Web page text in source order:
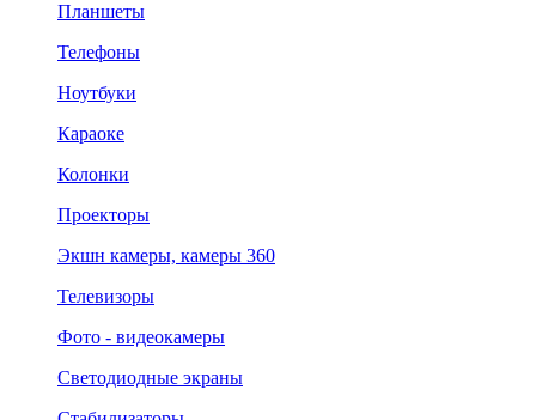
Планшеты
Телефоны
Ноутбуки
Караоке
Колонки
Проекторы
Экшн камеры, камеры 360
Телевизоры
Фото - видеокамеры
Светодиодные экраны